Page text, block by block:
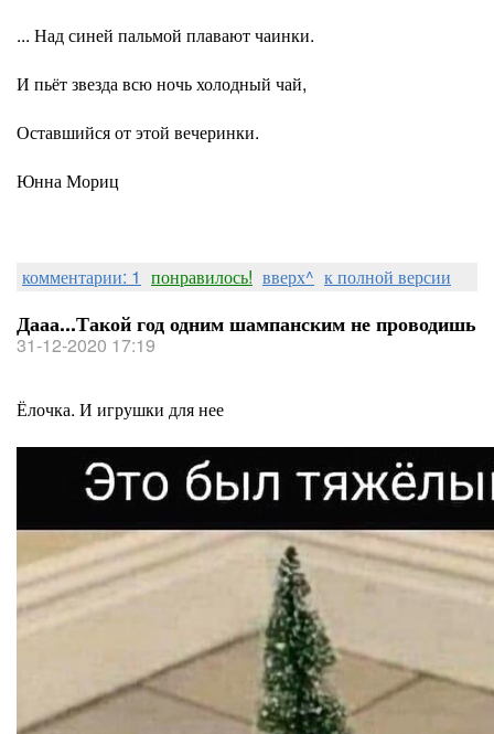
... Над синей пальмой плавают чаинки.
И пьёт звезда всю ночь холодный чай,
Оставшийся от этой вечеринки.
Юнна Мориц
комментарии: 1 понравилось! вверх^ к полной версии
Дааа...Такой год одним шампанским не проводишь
31-12-2020 17:19
Ёлочка. И игрушки для нее